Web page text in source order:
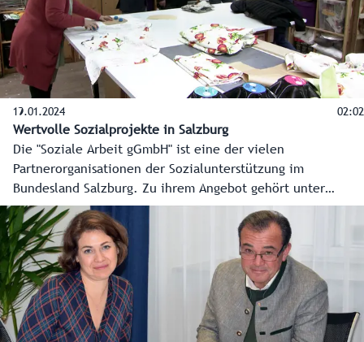
19.01.2024 02:02
Wertvolle Sozialprojekte in Salzburg
Die "Soziale Arbeit gGmbH" ist eine der vielen
Partnerorganisationen der Sozialunterstützung im
Bundesland Salzburg. Zu ihrem Angebot gehört unter
anderem die Holz- und Textilwerkstatt "Lebensarbeit", der
Second-Hand-Shop "TAO", das Restaurant "Schmankerl" und
die Straßenzeitung "Apropos". Landesrat Christian Pewny
hat sich vom Angebot ein Bild gemacht.